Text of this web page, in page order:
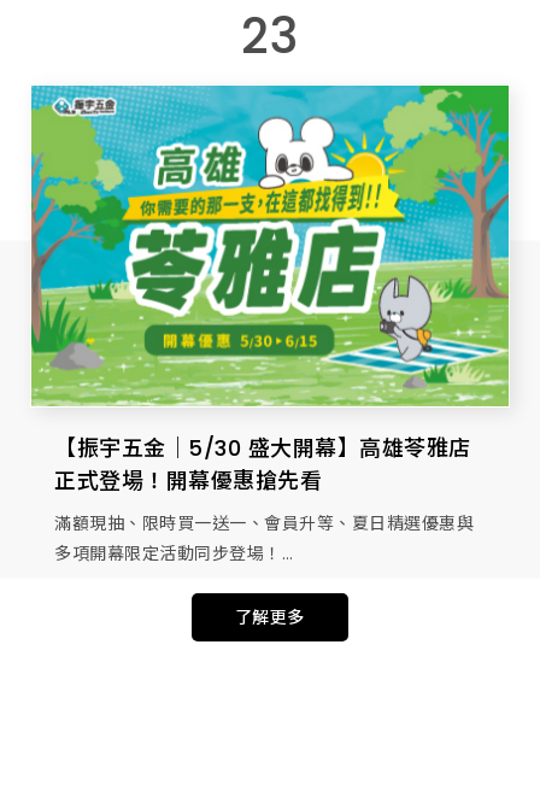
23
【振宇五金｜5/30 盛大開幕】高雄苓雅店
正式登場！開幕優惠搶先看
滿額現抽、限時買一送一、會員升等、夏日精選優惠與
多項開幕限定活動同步登場！
了解更多